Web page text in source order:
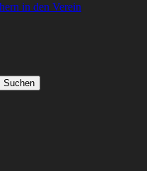
in den Verein